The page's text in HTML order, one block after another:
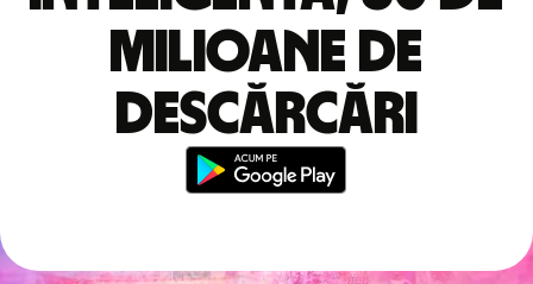
milioane de
descărcări